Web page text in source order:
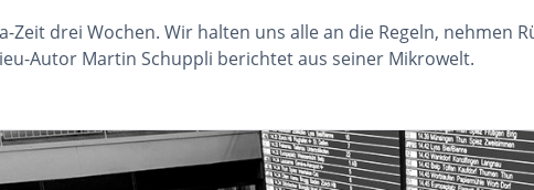
Zeit drei Wochen. Wir halten uns alle an die Regeln, nehmen
Autor Martin Schuppli berichtet aus seiner Mikrowelt.